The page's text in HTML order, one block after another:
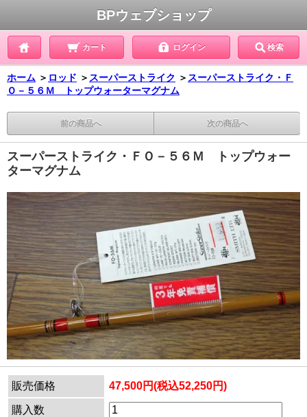
BPウェブショップ
カート ログイン 検索
ホーム ＞ ロッド ＞ スーパーストライク ＞ スーパーストライク・Ｆ
Ｏ－５６Ｍ トップウォーターマグナム
前の商品へ 次の商品へ
スーパーストライク・ＦＯ－５６Ｍ トップウォー
ターマグナム
販売価格 47,500円(税込52,250円)
購入数